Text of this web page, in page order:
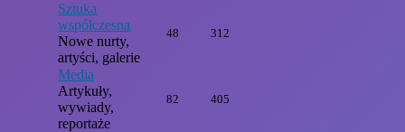
Sztuka
współczesna
Nowe nurty,
artyści, galerie
48 312
Media
Artykuły,
wywiady,
reportaże
82 405